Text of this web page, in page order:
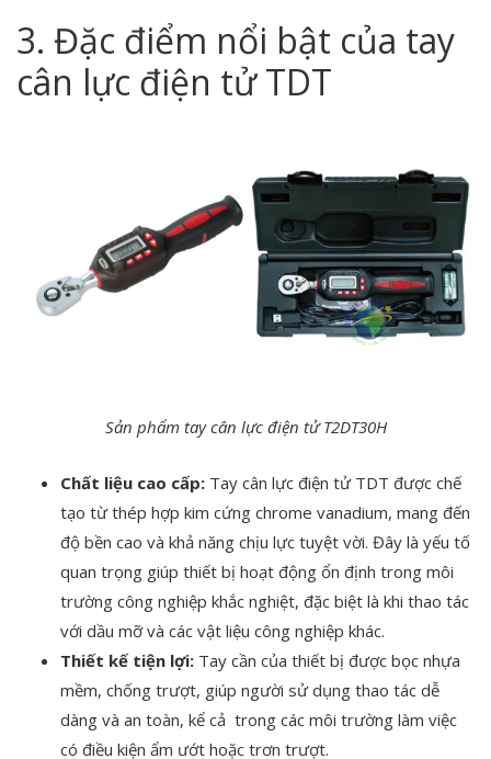
3. Đặc điểm nổi bật của tay
cân lực điện tử TDT
Sản phẩm tay cân lực điện tử T2DT30H
Chất liệu cao cấp: Tay cân lực điện tử TDT được chế
tạo từ thép hợp kim cứng chrome vanadium, mang đến
độ bền cao và khả năng chịu lực tuyệt vời. Đây là yếu tố
quan trọng giúp thiết bị hoạt động ổn định trong môi
trường công nghiệp khắc nghiệt, đặc biệt là khi thao tác
với dầu mỡ và các vật liệu công nghiệp khác.
Thiết kế tiện lợi: Tay cần của thiết bị được bọc nhựa
mềm, chống trượt, giúp người sử dụng thao tác dễ
dàng và an toàn, kể cả trong các môi trường làm việc
có điều kiện ẩm ướt hoặc trơn trượt.